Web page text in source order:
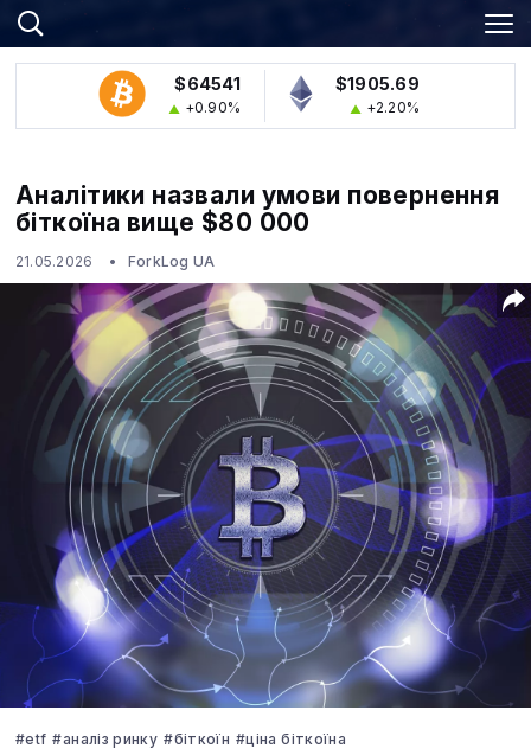
$64541
+0.90%
$1905.69
+2.20%
Аналітики назвали умови повернення
біткоїна вище $80 000
21.05.2026 ForkLog UA
#etf #аналіз ринку #біткоїн #ціна біткоїна